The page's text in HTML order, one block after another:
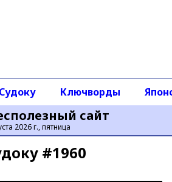
сайт
2026 г., пятница
Судоку Ключворды
#1960